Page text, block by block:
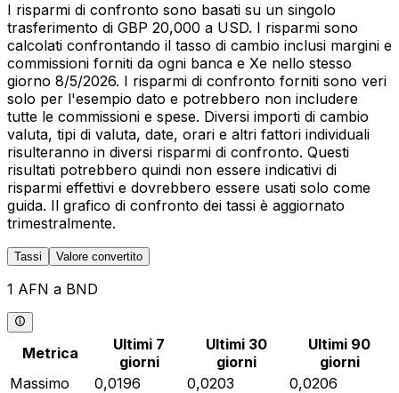
I risparmi di confronto sono basati su un singolo
trasferimento di GBP 20,000 a USD. I risparmi sono
calcolati confrontando il tasso di cambio inclusi margini e
commissioni forniti da ogni banca e Xe nello stesso
giorno 8/5/2026. I risparmi di confronto forniti sono veri
solo per l'esempio dato e potrebbero non includere
tutte le commissioni e spese. Diversi importi di cambio
valuta, tipi di valuta, date, orari e altri fattori individuali
risulteranno in diversi risparmi di confronto. Questi
risultati potrebbero quindi non essere indicativi di
risparmi effettivi e dovrebbero essere usati solo come
guida. Il grafico di confronto dei tassi è aggiornato
trimestralmente.
Tassi Valore convertito
1 AFN a BND
Metrica
Ultimi 7
giorni
Ultimi 30
giorni
Ultimi 90
giorni
Massimo
0,0196 0,0203
0,0206